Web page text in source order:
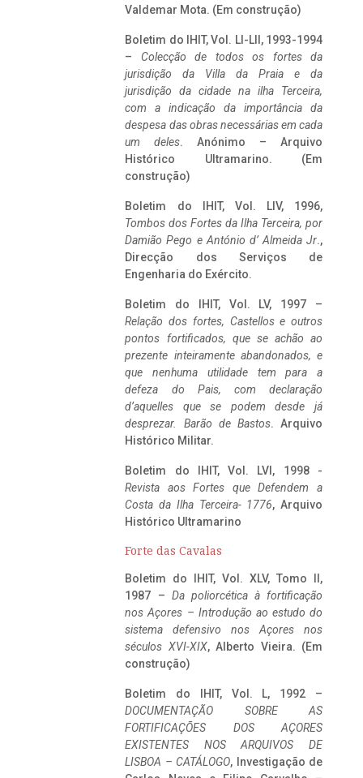
Valdemar Mota. (Em construção)
Boletim do IHIT, Vol. LI-LII, 1993-1994
– Colecção de todos os fortes da
jurisdição da Villa da Praia e da
jurisdição da cidade na ilha Terceira,
com a indicação da importância da
despesa das obras necessárias em cada
um deles. Anónimo – Arquivo
Histórico Ultramarino. (Em
construção)
Boletim do IHIT, Vol. LIV, 1996,
Tombos dos Fortes da Ilha Terceira, por
Damião Pego e António d’ Almeida Jr.,
Direcção dos Serviços de
Engenharia do Exército.
Boletim do IHIT, Vol. LV, 1997 –
Relação dos fortes, Castellos e outros
pontos fortificados, que se achão ao
prezente inteiramente abandonados, e
que nenhuma utilidade tem para a
defeza do Pais, com declaração
d’aquelles que se podem desde já
desprezar. Barão de Bastos. Arquivo
Histórico Militar.
Boletim do IHIT, Vol. LVI, 1998 -
Revista aos Fortes que Defendem a
Costa da Ilha Terceira- 1776, Arquivo
Histórico Ultramarino
Forte das Cavalas
Boletim do IHIT, Vol. XLV, Tomo II,
1987 – Da poliorcética à fortificação
nos Açores – Introdução ao estudo do
sistema defensivo nos Açores nos
séculos XVI-XIX, Alberto Vieira. (Em
construção)
Boletim do IHIT, Vol. L, 1992 –
DOCUMENTAÇÃO SOBRE AS
FORTIFICAÇÕES DOS AÇORES
EXISTENTES NOS ARQUIVOS DE
LISBOA – CATÁLOGO, Investigação de